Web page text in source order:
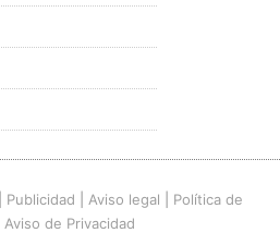
Publicidad Aviso legal
Política de
Aviso de Privacidad